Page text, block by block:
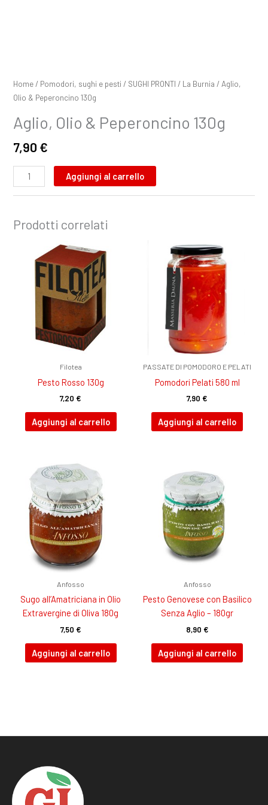
Home / Pomodori, sughi e pesti / SUGHI PRONTI / La Burnia / Aglio,
Olio & Peperoncino 130g
Aglio, Olio & Peperoncino 130g
7,90 €
Aggiungi al carrello
Prodotti correlati
Filotea
Pesto Rosso 130g
7,20 €
Aggiungi al carrello
PASSATE DI POMODORO E PELATI
Pomodori Pelati 580 ml
7,90 €
Aggiungi al carrello
Anfosso
Sugo all’Amatriciana in Olio
Extravergine di Oliva 180g
7,50 €
Aggiungi al carrello
Anfosso
Pesto Genovese con Basilico
Senza Aglio – 180gr
8,90 €
Aggiungi al carrello